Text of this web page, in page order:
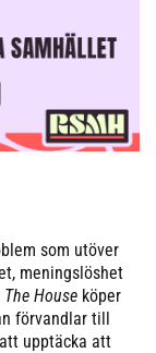
som utöver
meningslöshet
The House köper
förvandlar till
upptäcka att